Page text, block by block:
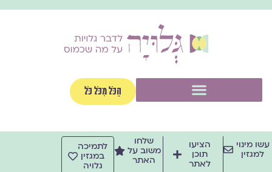
הַכֹּל מִכֹּל כֹּל
מינוי
למגזין
הציעו
תוכן
לאתר
שלחו
משוב על
האתר
לתמיכה
במגזין
גלויה